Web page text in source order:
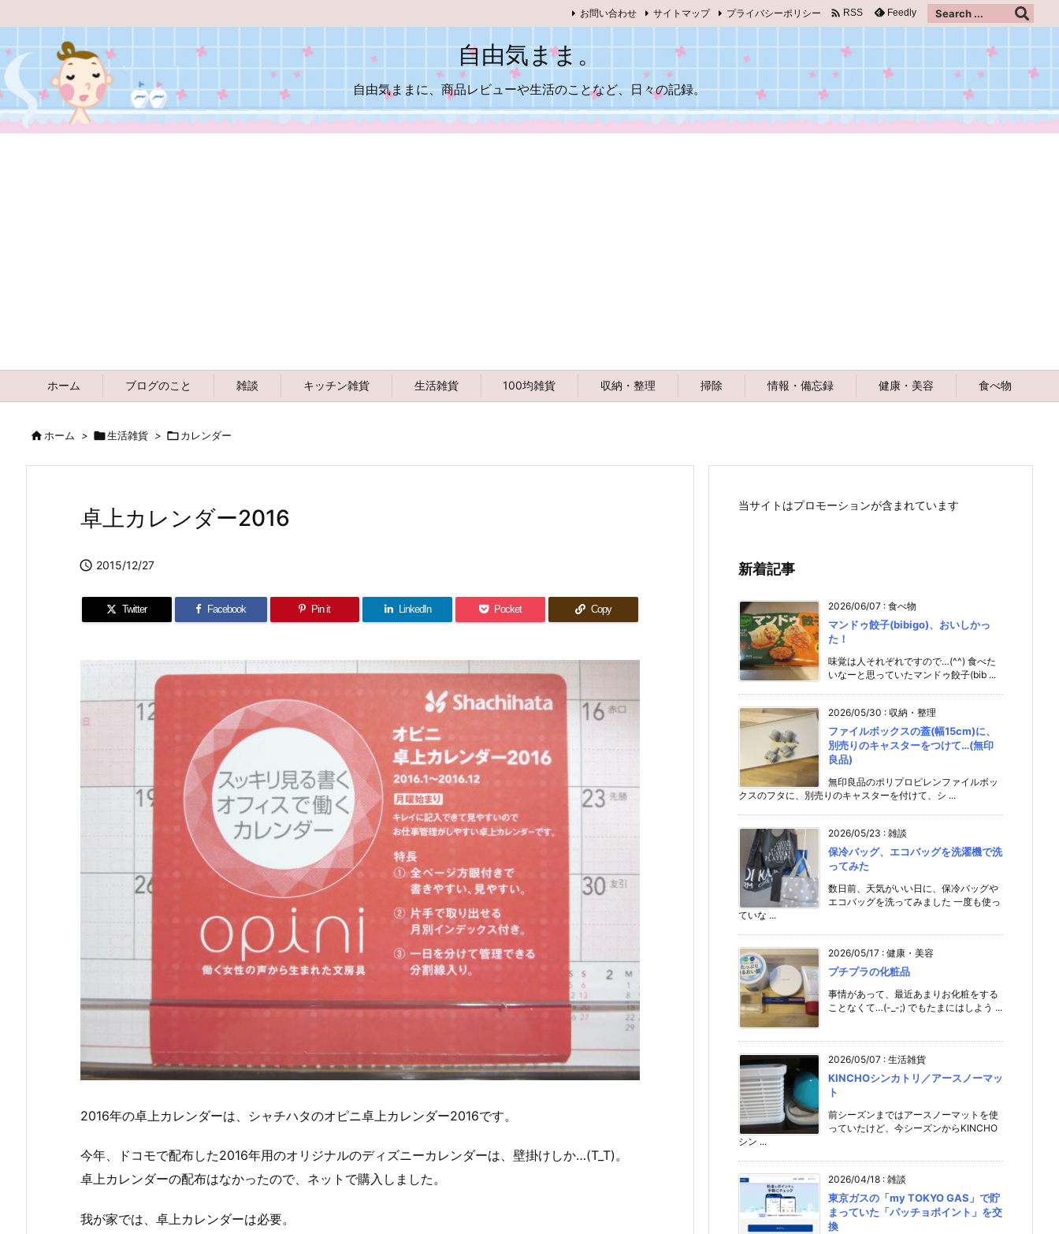
自由気まま。
自由気ままに、商品レビューや生活のことなど、日々の記録。
ホーム ブログのこと 雑談 キッチン雑貨 生活雑貨 100均雑貨 収納・整理 掃除 情報・備忘録 健康・美容 食べ物
お問い合わせ サイトマップ プライバシーポリシー  RSS Feedly
ホーム > 生活雑貨 > カレンダー
卓上カレンダー2016
 2015/12/27
Twitter Facebook Pin it LinkedIn Pocket Copy
2016年の卓上カレンダーは、シャチハタのオピニ卓上カレンダー2016です。
今年、ドコモで配布した2016年用のオリジナルのディズニーカレンダーは、壁掛けしか…(T_T)。
卓上カレンダーの配布はなかったので、ネットで購入しました。
我が家では、卓上カレンダーは必要。
当サイトはプロモーションが含まれています
新着記事
2026/06/07 : 食べ物
マンドゥ餃子(bibigo)、おいしかっ
た！
味覚は人それぞれですので…(^^) 食べた
いなーと思っていたマンドゥ餃子(bib ...
2026/05/30 : 収納・整理
ファイルボックスの蓋(幅15cm)に、
別売りのキャスターをつけて…(無印
良品)
無印良品のポリプロピレンファイルボッ
クスのフタに、別売りのキャスターを付けて、シ ...
2026/05/23 : 雑談
保冷バッグ、エコバッグを洗濯機で洗
ってみた
数日前、天気がいい日に、保冷バッグや
エコバッグを洗ってみました 一度も使っ
ていな ...
2026/05/17 : 健康・美容
プチプラの化粧品
事情があって、最近あまりお化粧をする
ことなくて…(-_-;) でもたまにはしよう ...
2026/05/07 : 生活雑貨
KINCHOシンカトリ／アースノーマッ
ト
前シーズンまではアースノーマットを使
っていたけど、今シーズンからKINCHO
シン ...
2026/04/18 : 雑談
東京ガスの「my TOKYO GAS」で貯
まっていた「パッチョポイント」を交
換